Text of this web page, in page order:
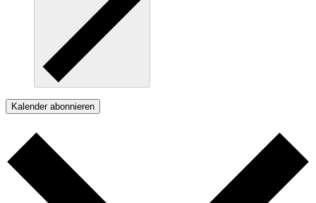
Kalender abonnieren